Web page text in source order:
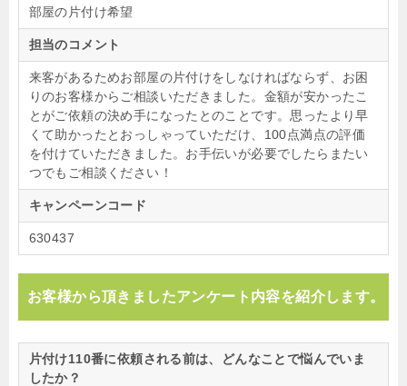
部屋の片付け希望
担当のコメント
来客があるためお部屋の片付けをしなければならず、お困
りのお客様からご相談いただきました。金額が安かったこ
とがご依頼の決め手になったとのことです。思ったより早
くて助かったとおっしゃっていただけ、100点満点の評価
を付けていただきました。お手伝いが必要でしたらまたい
つでもご相談ください！
キャンペーンコード
630437
お客様から頂きましたアンケート内容を紹介します。
片付け110番に依頼される前は、どんなことで悩んでいま
したか？